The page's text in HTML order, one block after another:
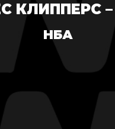
КЛИППЕРС
НБА